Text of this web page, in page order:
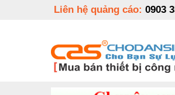
Liên hệ quảng cáo: 0903